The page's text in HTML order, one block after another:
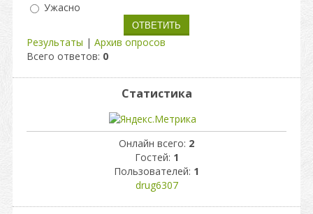
Ужасно
Результаты | Архив опросов
Всего ответов: 0
Статистика
Онлайн всего: 2
Гостей: 1
Пользователей: 1
drug6307